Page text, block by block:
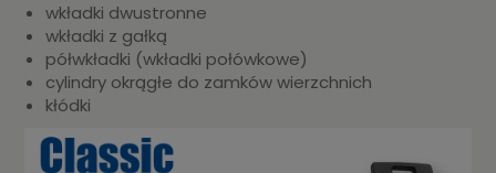
wkładki dwustronne
wkładki z gałką
półwkładki (wkładki połówkowe)
cylindry okrągłe do zamków wierzchnich
kłódki